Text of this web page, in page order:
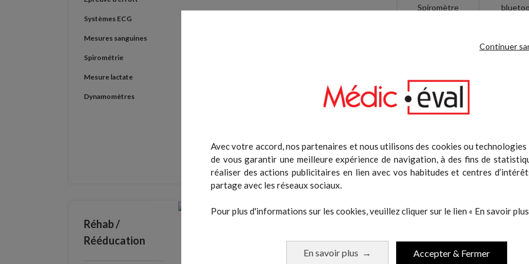
Continuer
Avec votre accord, nos partenaires et nous utilisons des cookies ou
de vous garantir une meilleure expérience de navigation, à des fins de
réaliser des actions publicitaires en lien avec vos habitudes et centres
partage avec les réseaux sociaux.
Pour plus d'informations sur les cookies, veuillez cliquer sur le lien « En savoir plus
En savoir plus → Accepter & Fermer
Systèmes ECG
Mesures sanguines
Spirométrie
Mesure lactate
Dynamomètres
Spiromètre
Cardio 3000
Metalyzer 3B
Réhab /
Rééducation